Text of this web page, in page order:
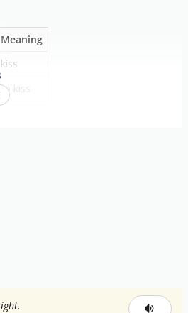
Meaning
kiss
to kiss